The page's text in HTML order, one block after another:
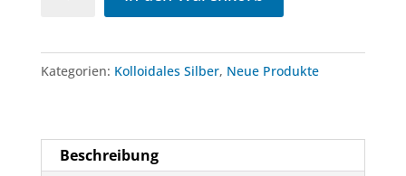
Generator
Comfort
Kategorien: Kolloidales Silber, Neue Produkte
Beschreibung